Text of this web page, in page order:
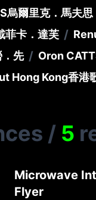
烏爾里克．馬夫思
菲卡．達芙 /
先 / Oron
Hong Kong香港
/ 5
Microwave
Flyer